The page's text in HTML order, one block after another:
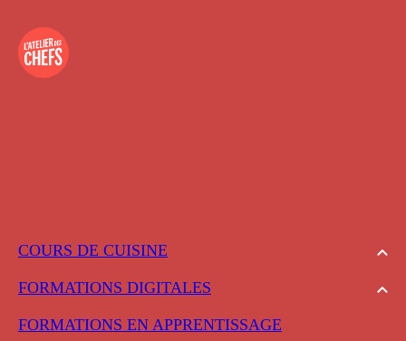
COURS DE CUISINE
FORMATIONS DIGITALES
FORMATIONS EN APPRENTISSAGE